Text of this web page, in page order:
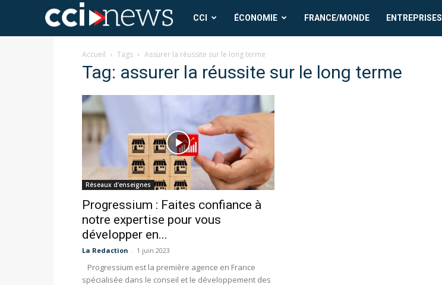
CCI
News
CCI ÉCONOMIE FRANCE/MONDE ENTREPRISES
Accueil Tags Assurer la réussite sur le long terme
Tag: assurer la réussite sur le long terme
Réseaux d'enseignes
Progressium : Faites confiance à
notre expertise pour vous
développer en...
La Redaction - 1 juin 2023
Progressium est la première agence en France
spécialisée dans le conseil et le développement des